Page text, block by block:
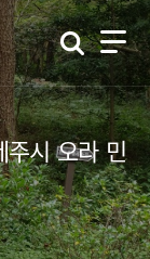
시 오라 민